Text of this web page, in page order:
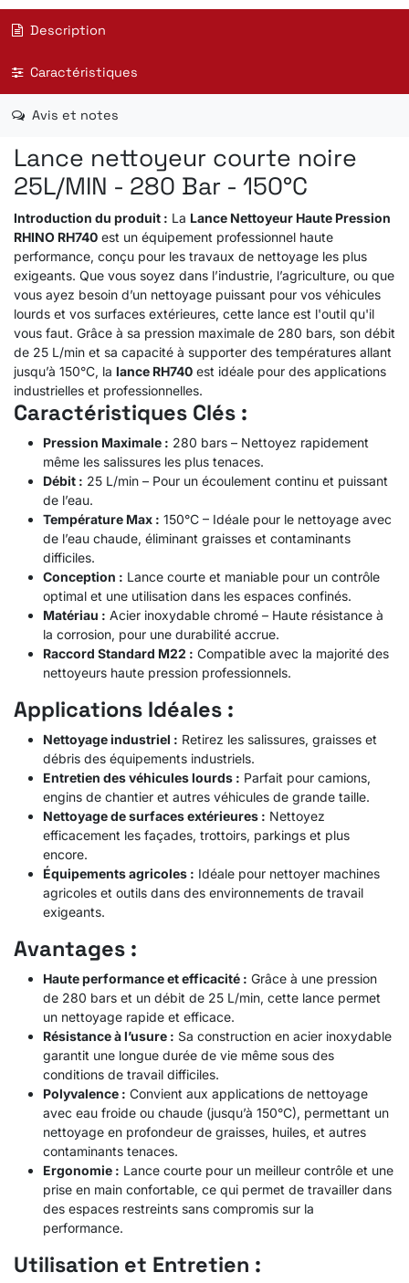
Description
Caractéristiques
Avis et notes
Lance nettoyeur courte noire
25L/MIN - 280 Bar - 150°C
Introduction du produit : La Lance Nettoyeur Haute Pression
RHINO RH740 est un équipement professionnel haute
performance, conçu pour les travaux de nettoyage les plus
exigeants. Que vous soyez dans l’industrie, l’agriculture, ou que
vous ayez besoin d’un nettoyage puissant pour vos véhicules
lourds et vos surfaces extérieures, cette lance est l'outil qu'il
vous faut. Grâce à sa pression maximale de 280 bars, son débit
de 25 L/min et sa capacité à supporter des températures allant
jusqu’à 150°C, la lance RH740 est idéale pour des applications
industrielles et professionnelles.
Caractéristiques Clés :
Pression Maximale : 280 bars – Nettoyez rapidement
même les salissures les plus tenaces.
Débit : 25 L/min – Pour un écoulement continu et puissant
de l’eau.
Température Max : 150°C – Idéale pour le nettoyage avec
de l’eau chaude, éliminant graisses et contaminants
difficiles.
Conception : Lance courte et maniable pour un contrôle
optimal et une utilisation dans les espaces confinés.
Matériau : Acier inoxydable chromé – Haute résistance à
la corrosion, pour une durabilité accrue.
Raccord Standard M22 : Compatible avec la majorité des
nettoyeurs haute pression professionnels.
Applications Idéales :
Nettoyage industriel : Retirez les salissures, graisses et
débris des équipements industriels.
Entretien des véhicules lourds : Parfait pour camions,
engins de chantier et autres véhicules de grande taille.
Nettoyage de surfaces extérieures : Nettoyez
efficacement les façades, trottoirs, parkings et plus
encore.
Équipements agricoles : Idéale pour nettoyer machines
agricoles et outils dans des environnements de travail
exigeants.
Avantages :
Haute performance et efficacité : Grâce à une pression
de 280 bars et un débit de 25 L/min, cette lance permet
un nettoyage rapide et efficace.
Résistance à l’usure : Sa construction en acier inoxydable
garantit une longue durée de vie même sous des
conditions de travail difficiles.
Polyvalence : Convient aux applications de nettoyage
avec eau froide ou chaude (jusqu’à 150°C), permettant un
nettoyage en profondeur de graisses, huiles, et autres
contaminants tenaces.
Ergonomie : Lance courte pour un meilleur contrôle et une
prise en main confortable, ce qui permet de travailler dans
des espaces restreints sans compromis sur la
performance.
Utilisation et Entretien :